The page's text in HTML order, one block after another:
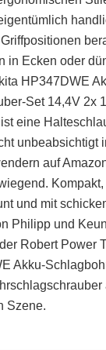
in Ecken oder
HP347DWE
Set 14,4V 2x
eine
unbeabsichtigt
auf
und mit
Philipp und
Robert Power
Akku-
Szene.